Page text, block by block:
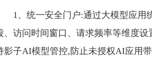
1、统一安全门户:通过大模型应用
、访问时间窗口、请求频率等维度
影子AI模型管控,防止未授权AI应用